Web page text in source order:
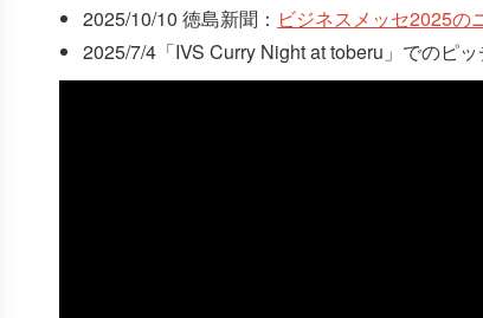
2025/10/10 徳島新聞： ビジネスメッセ2025の
2025/7/4「IVS Curry Night at toberu」でのピ